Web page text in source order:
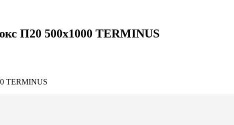
П20 500х1000 TERMINUS
TERMINUS